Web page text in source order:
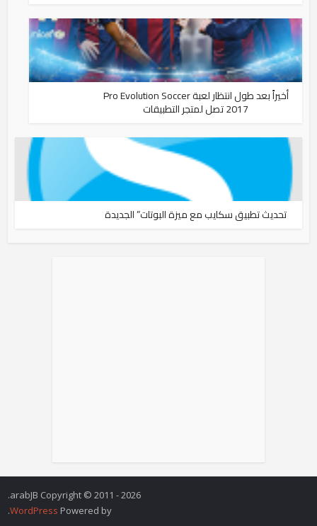
أخيراً بعد طول انتظار لعبة Pro Evolution Soccer
2017 تصل لمتجر التطبيقات
تحديث تطبيق سكايب مع ميزة البوتات” الجديدة
arabJB Copyright © 2011 - 2026.
Powered by
WordPress
.